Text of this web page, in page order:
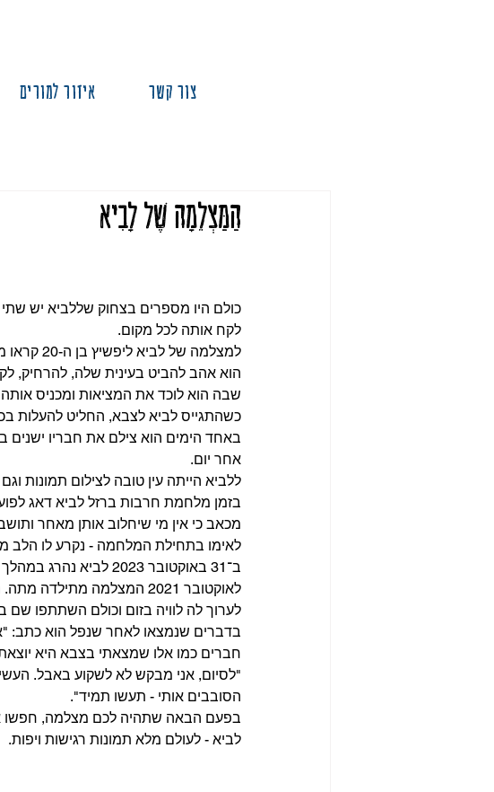
איזור למורים צור קשר
הַמַּצְלֵמָה שֶׁל לָבִיא
כולם היו מספרים בצחוק שללביא יש
לקח אותה לכל מקום.
למצלמה של לביא ליפשיץ בן ה-20 קראו מתילדה, והיא הייתה יפה ושחורה. לביא היה מבלה איתה שעות.
הוא אהב להביט בעינית שלה, להרחיק,
שבה הוא לוכד את המציאות ומכניס
כשהתגייס לביא לצבא, החליט להעלות
באחד הימים הוא צילם את חבריו ישנים
אחר יום.
ללביא הייתה עין טובה לצילום תמונות
בזמן מלחמת חרבות ברזל לביא דאג
מכאב כי אין מי שיחלוב אותן מאחר
לאימו בתחילת המלחמה - נקרע לו הלב
לאוקטובר 2021 המצלמה
לערוך לה לוויה בזום וכולם השתתפו שם
בדברים שנמצאו לאחר שנפל הוא כתב:
חברים כמו אלו שמצאתי בצבא היא
"לסיום, אני מבקש לא לשקוע באבל.
הסובבים אותי - תעשו תמיד".
בפעם הבאה שתהיה לכם מצלמה, חפשו
לביא - לעולם מלא תמונות רגישות ויפות.